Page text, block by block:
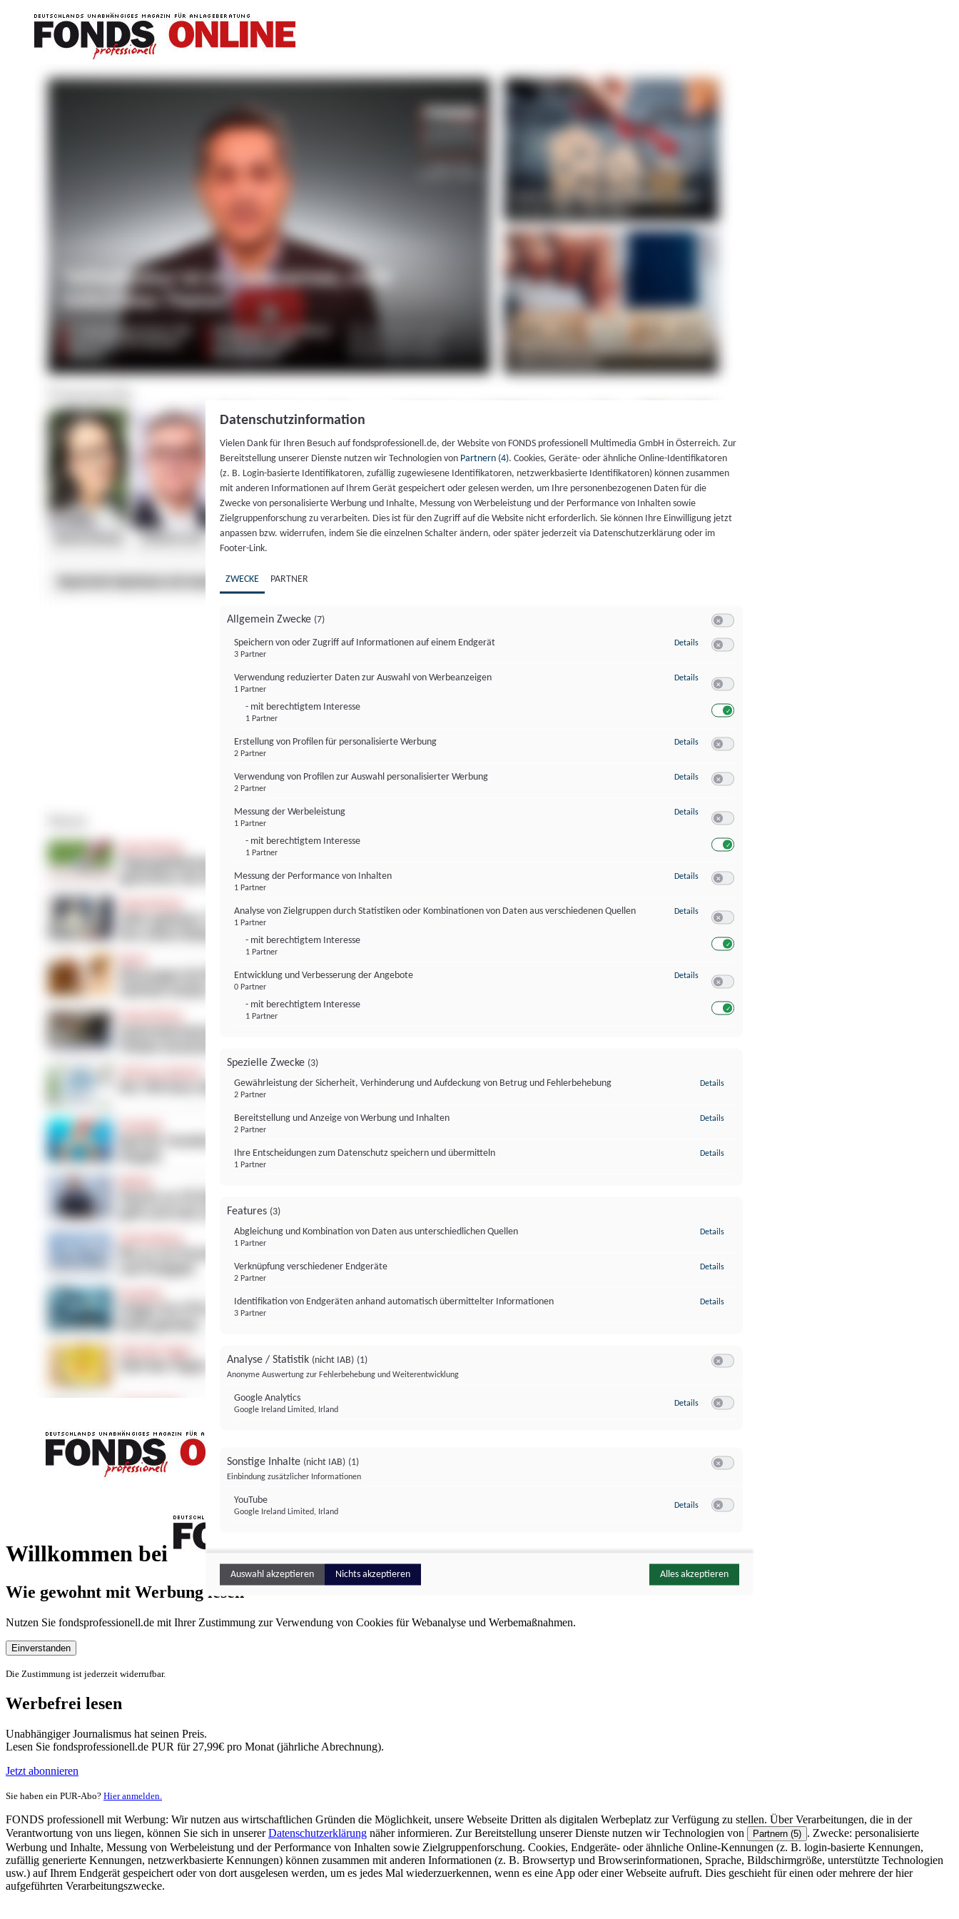
Willkommen bei
FONDS professionell
Wie gewohnt mit Werbung lesen
Nutzen Sie fondsprofessionell.de mit Ihrer Zustimmung zur Verwendung von Cookies für Webanalyse und Werbemaßnahmen.
Einverstanden
Die Zustimmung ist jederzeit widerrufbar.
Werbefrei lesen
Unabhängiger Journalismus hat seinen Preis.
Lesen Sie fondsprofessionell.de PUR für 27,99€ pro Monat (jährliche Abrechnung).
Jetzt abonnieren
Sie haben ein PUR-Abo? Hier anmelden.
FONDS professionell mit Werbung: Wir nutzen aus wirtschaftlichen Gründen die Möglichkeit, unsere Webseite Dritten als digitalen Werbeplatz zur Verfügung zu stellen. Über Verarbeitungen, die in der
Verantwortung von uns liegen, können Sie sich in unsererDatenschutzerklärung näher informieren. Zur Bereitstellung unserer Dienste nutzen wir Technologien von Partnern (5) . Zwecke: personalisierte
Werbung und Inhalte, Messung von Werbeleistung und der Performance von Inhalten sowie Zielgruppenforschung. Cookies, Endgeräte- oder ähnliche Online-Kennungen (z. B. login-basierte Kennungen,
zufällig generierte Kennungen, netzwerkbasierte Kennungen) können zusammen mit anderen Informationen (z. B. Browsertyp und Browserinformationen, Sprache, Bildschirmgröße, unterstützte Technologien
usw.) auf Ihrem Endgerät gespeichert oder von dort ausgelesen werden, um es jedes Mal wiederzuerkennen, wenn es eine App oder einer Webseite aufruft. Dies geschieht für einen oder mehrere der hier
aufgeführten Verarbeitungszwecke.
Datenschutzinformation
Vielen Dank für Ihren Besuch auf fondsprofessionell.de, der Website von FONDS professionell Multimedia GmbH in Österreich. Zur
Bereitstellung unserer Dienste nutzen wir Technologien von Partnern (4). Cookies, Geräte- oder ähnliche Online-Identifikatoren
(z. B. Login-basierte Identifikatoren, zufällig zugewiesene Identifikatoren, netzwerkbasierte Identifikatoren) können zusammen
mit anderen Informationen auf Ihrem Gerät gespeichert oder gelesen werden, um Ihre personenbezogenen Daten für die
Zwecke von personalisierte Werbung und Inhalte, Messung von Werbeleistung und der Performance von Inhalten sowie
Zielgruppenforschung zu verarbeiten. Dies ist für den Zugriff auf die Website nicht erforderlich. Sie können Ihre Einwilligung jetzt
anpassen bzw. widerrufen, indem Sie die einzelnen Schalter ändern, oder später jederzeit via Datenschutzerklärung oder im
Footer-Link.
ZWECKE PARTNER
Allgemein Zwecke (7)
Speichern von oder Zugriff auf Informationen auf einem Endgerät
3 Partner
Details zu Speichern von oder Zugriff auf Informationen auf einem Endgerät
Verwendung reduzierter Daten zur Auswahl von Werbeanzeigen
1 Partner
- mit berechtigtem Interesse
1 Partner
Details zu Verwendung reduzierter Daten zur Auswahl von Werbeanzeigen
Erstellung von Profilen für personalisierte Werbung
2 Partner
Details zu Erstellung von Profilen für personalisierte Werbung
Verwendung von Profilen zur Auswahl personalisierter Werbung
2 Partner
Details zu Verwendung von Profilen zur Auswahl personalisierter Werbung
Messung der Werbeleistung
1 Partner
- mit berechtigtem Interesse
1 Partner
Details zu Messung der Werbeleistung
Messung der Performance von Inhalten
1 Partner
Details zu Messung der Performance von Inhalten
Analyse von Zielgruppen durch Statistiken oder Kombinationen von Daten aus verschiedenen Quellen
1 Partner
- mit berechtigtem Interesse
1 Partner
Details zu Analyse von Zielgruppen durch Statistiken oder Kombinationen von
Entwicklung und Verbesserung der Angebote
0 Partner
- mit berechtigtem Interesse
1 Partner
Details zu Entwicklung und Verbesserung der Angebote
Spezielle Zwecke (3)
Gewährleistung der Sicherheit, Verhinderung und Aufdeckung von Betrug und Fehlerbehebung
2 Partner
Details
Bereitstellung und Anzeige von Werbung und Inhalten
2 Partner
Details
Ihre Entscheidungen zum Datenschutz speichern und übermitteln
1 Partner
Details
Features (3)
Abgleichung und Kombination von Daten aus unterschiedlichen Quellen
1 Partner
Details
Verknüpfung verschiedener Endgeräte
2 Partner
Details
Identifikation von Endgeräten anhand automatisch übermittelter Informationen
3 Partner
Details
Analyse / Statistik (nicht IAB) (1)
Anonyme Auswertung zur Fehlerbehebung und Weiterentwicklung
Google Analytics
Google Ireland Limited, Irland
Details zu Google Analytics
Sonstige Inhalte (nicht IAB) (1)
Einbindung zusätzlicher Informationen
YouTube
Google Ireland Limited, Irland
Details zu YouTube
Auswahl akzeptieren Nichts akzeptieren Alles akzeptieren